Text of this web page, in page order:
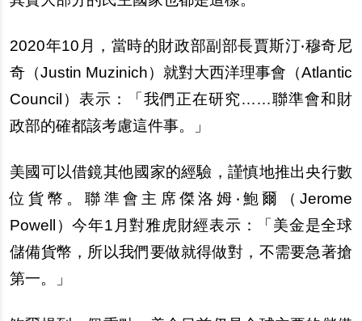
2020年10月，當時的財政部副部長賈斯汀‧穆奇尼
奇（Justin Muzinich）就對大西洋理事會（Atlantic
Council）表示：「我們正在研究……聯準會和財
政部的確都該考慮這件事。」
美國可以借鏡其他國家的經驗，謹慎地推出央行數
位貨幣。聯準會主席傑洛姆‧鮑爾（Jerome
Powell）今年1月對雅虎財經表示：「美金是全球
儲備貨幣，所以我們要做就得做對，不需要急著搶
第一。」